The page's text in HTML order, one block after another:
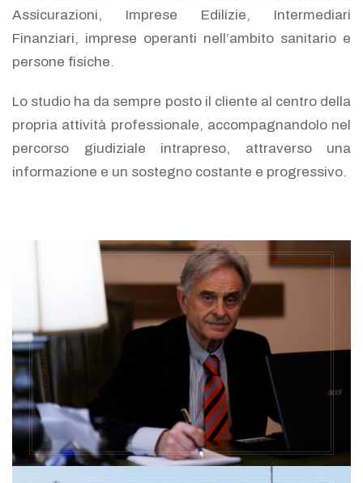
Assicurazioni, Imprese Edilizie, Intermediari
Finanziari, imprese operanti nell’ambito sanitario e
persone fisiche.
Lo studio ha da sempre posto il cliente al centro della
propria attività professionale, accompagnandolo nel
percorso giudiziale intrapreso, attraverso una
informazione e un sostegno costante e progressivo.